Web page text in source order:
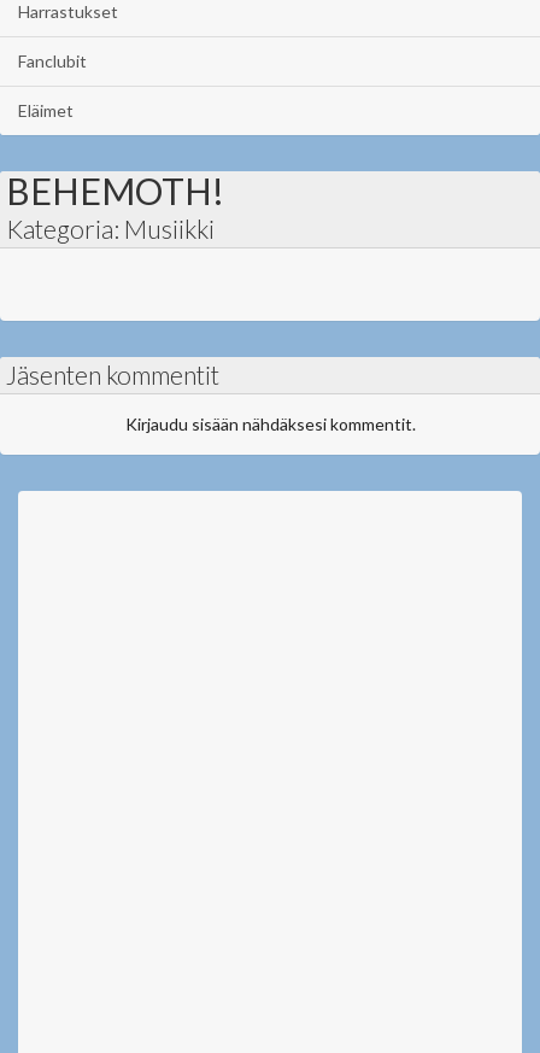
Harrastukset
Fanclubit
Eläimet
BEHEMOTH!
Kategoria: Musiikki
Jäsenten kommentit
Kirjaudu sisään nähdäksesi kommentit.